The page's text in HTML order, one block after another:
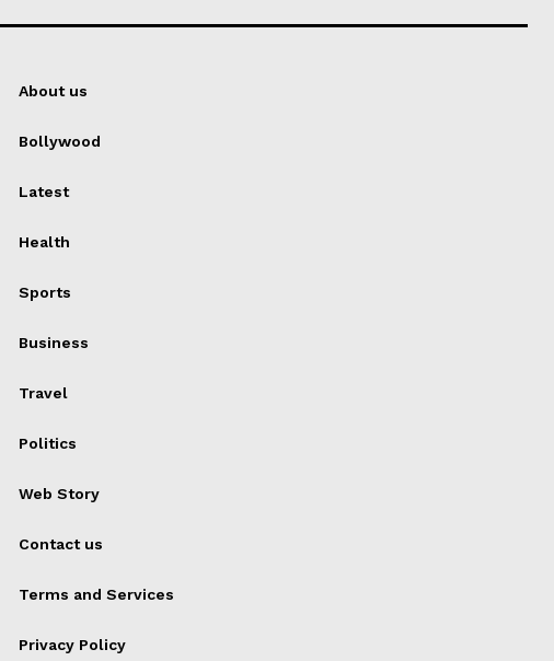
About us
Bollywood
Latest
Health
Sports
Business
Travel
Politics
Web Story
Contact us
Terms and Services
Privacy Policy